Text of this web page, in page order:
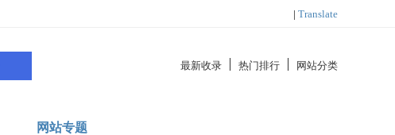
| Translate
最新收录 热门排行 网站分类
网站专题